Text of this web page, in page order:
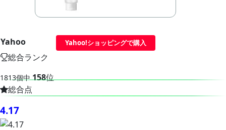
Yahoo Yahoo!ショッピングで購入
総合ランク
1813個中 158位
総合点
4.17